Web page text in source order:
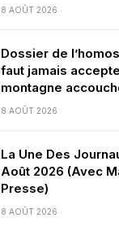
8 AOÛT 2026
Dossier de
faut jamais
montagne
8 AOÛT 2026
La Une Des
Août 2026 (Avec
Presse)
8 AOÛT 2026